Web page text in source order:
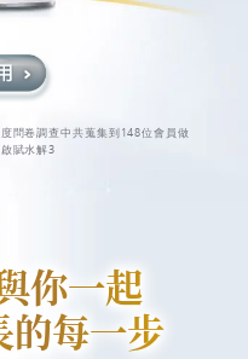
問卷調查中共蒐集到148位會員做
賦水解3
你一起
的每一步